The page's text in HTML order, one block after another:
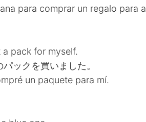
para comprar un regalo para
pack for myself.
ックを買いました。
un paquete para mí.